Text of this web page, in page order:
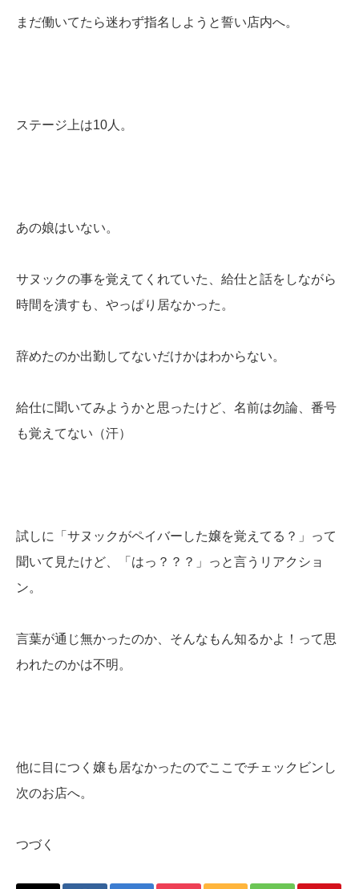
まだ働いてたら迷わず指名しようと誓い店内へ。
ステージ上は10人。
あの娘はいない。
サヌックの事を覚えてくれていた、給仕と話をしながら
時間を潰すも、やっぱり居なかった。
辞めたのか出勤してないだけかはわからない。
給仕に聞いてみようかと思ったけど、名前は勿論、番号
も覚えてない（汗）
試しに「サヌックがペイバーした嬢を覚えてる？」って
聞いて見たけど、「はっ？？？」っと言うリアクショ
ン。
言葉が通じ無かったのか、そんなもん知るかよ！って思
われたのかは不明。
他に目につく嬢も居なかったのでここでチェックビンし
次のお店へ。
つづく